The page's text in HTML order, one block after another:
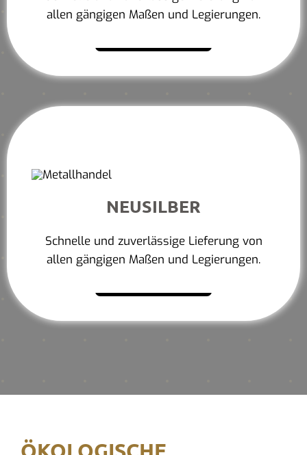
allen gängigen Maßen und Legierungen.
NEUSILBER
Schnelle und zuverlässige Lieferung von
allen gängigen Maßen und Legierungen.